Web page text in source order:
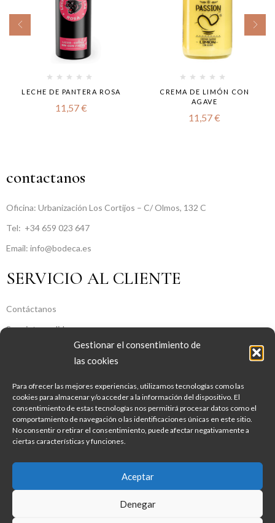
Gestionar el consentimiento de
las cookies
Para ofrecer las mejores experiencias, utilizamos tecnologías como las
cookies para almacenar y/o acceder a la información del dispositivo. El
consentimiento de estas tecnologías nos permitirá procesar datos como el
comportamiento de navegación o las identificaciones únicas en este sitio.
No consentir o retirar el consentimiento, puede afectar negativamente a
ciertas características y funciones.
Aceptar
Denegar
LECHE DE PANTERA ROSA
11,57€
CREMA DE LIMÓN CON
AGAVE
11,57€
contactanos
Oficina: Urbanización Los Cortijos – C/ Olmos, 132 C
Tel: +34 659 023 647
Email: info@bodeca.es
SERVICIO AL CLIENTE
Contáctanos
Seguir tu pedido
SOBRE NOSOTROS
Sobre Nosotros
Aviso legal
Política de Privacidad
Copyright © 2022 Bodeca. Developed by Georgy